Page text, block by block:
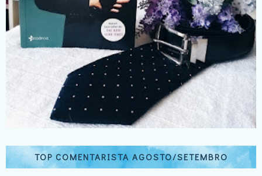
TOP COMENTARISTA AGOSTO/SETEMBRO